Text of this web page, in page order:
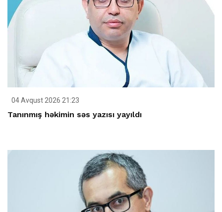
04 Avqust 2026 21:23
Tanınmış həkimin səs yazısı yayıldı